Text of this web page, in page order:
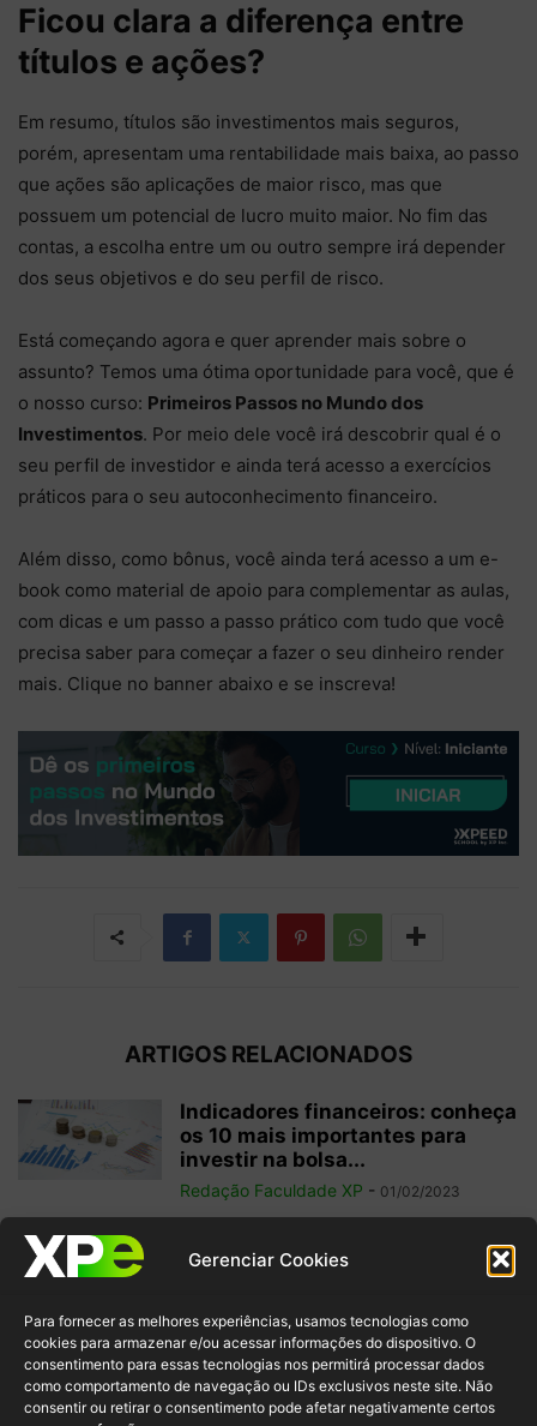
Gerenciar Cookies
Para fornecer as melhores experiências, usamos tecnologias como
cookies para armazenar e/ou acessar informações do dispositivo. O
consentimento para essas tecnologias nos permitirá processar dados
como comportamento de navegação ou IDs exclusivos neste site. Não
consentir ou retirar o consentimento pode afetar negativamente certos
Ficou clara a diferença entre
títulos e ações?
Em resumo, títulos são investimentos mais seguros,
porém, apresentam uma rentabilidade mais baixa, ao passo
que ações são aplicações de maior risco, mas que
possuem um potencial de lucro muito maior. No fim das
contas, a escolha entre um ou outro sempre irá depender
dos seus objetivos e do seu perfil de risco.
Está começando agora e quer aprender mais sobre o
assunto? Temos uma ótima oportunidade para você, que é
o nosso curso: Primeiros Passos no Mundo dos
Investimentos. Por meio dele você irá descobrir qual é o
seu perfil de investidor e ainda terá acesso a exercícios
práticos para o seu autoconhecimento financeiro.
Além disso, como bônus, você ainda terá acesso a um e-
book como material de apoio para complementar as aulas,
com dicas e um passo a passo prático com tudo que você
precisa saber para começar a fazer o seu dinheiro render
mais. Clique no banner abaixo e se inscreva!
ARTIGOS RELACIONADOS
Indicadores financeiros: conheça
os 10 mais importantes para
investir na bolsa...
Redação Faculdade XP - 01/02/2023
Como começar a operar em
swing trade? 5 dicas para
Redação Faculdade XP - 31/01/2023
Free float: qual a importância
desse conceito para acionistas